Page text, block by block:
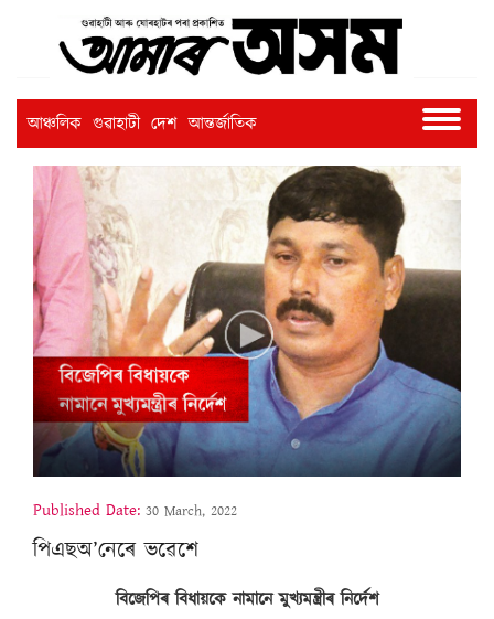
আঞ্চলিক গুৱাহাটী দেশ আন্তৰ্জাতিক
Published Date: 30 March, 2022
পিএছঅ’নেৰে ভৱেশে
বিজেপিৰ বিধায়কে নামানে মুখ্যমন্ত্ৰীৰ নিৰ্দেশ